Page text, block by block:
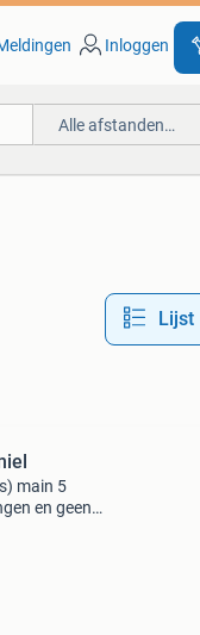
Inloggen
Alle afstanden…
Lijst
main 5
en geen